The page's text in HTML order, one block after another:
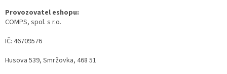
Provozovatel eshopu:
COMPS, spol. s r.o.
IČ: 46709576
Husova 539, Smržovka, 468 51